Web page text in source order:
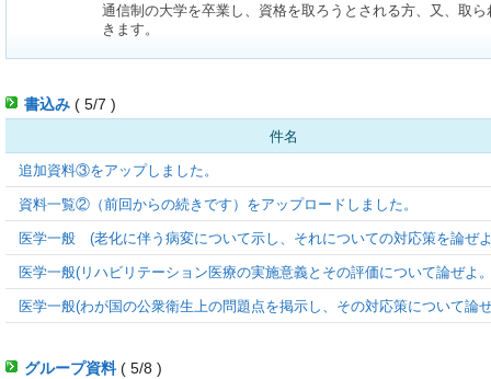
通信制の大学を卒業し、資格を取ろうとされる方、又、取
きます。
書込み ( 5/7 )
件名
追加資料③をアップしました。
資料一覧②（前回からの続きです）をアップロードしました。
医学一般 (老化に伴う病変について示し、それについての対応策を論ぜ
医学一般(リハビリテーション医療の実施意義とその評価について論ぜよ
医学一般(わが国の公衆衛生上の問題点を掲示し、その対応策について論
グループ資料 ( 5/8 )